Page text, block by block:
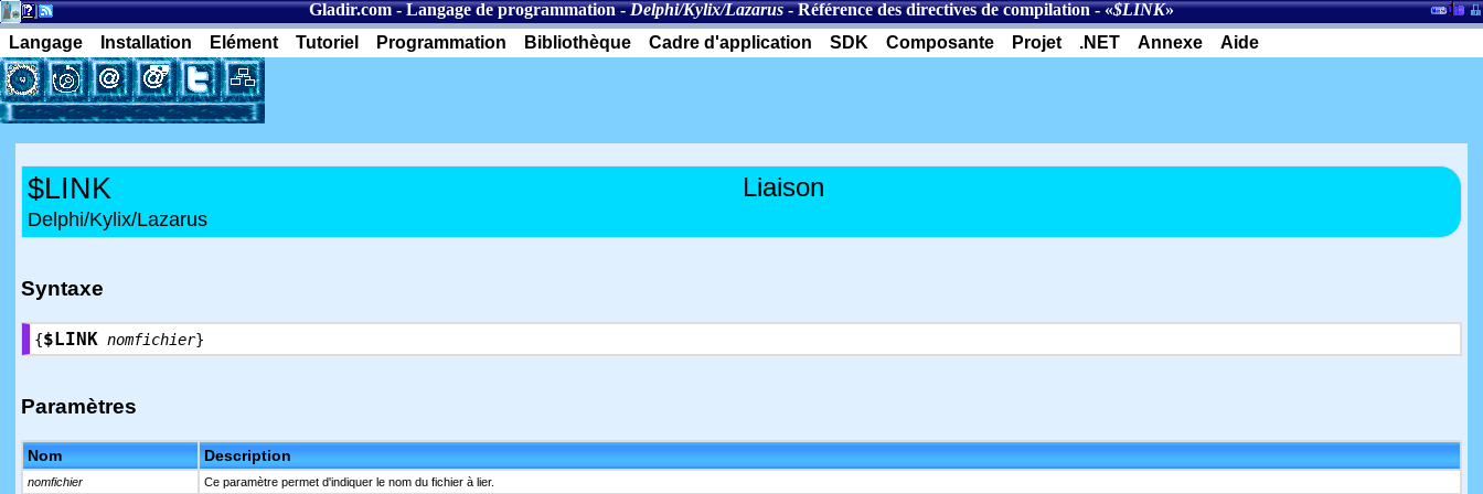
Gladir.com-Langage de programmation-Delphi/Kylix/Lazarus-Référence des directives de compilation- «$LINK»
Langage
Installation Elément Tutoriel Programmation Bibliothèque Cadre d'application SDK Composante Projet .NET Annexe Aide
$LINK Liaison
Delphi/Kylix/Lazarus
Syntaxe
{$LINK nomfichier}
Paramètres
Nom Description
nomfichier Ce paramètre permet d'indiquer le nom du fichier à lier.